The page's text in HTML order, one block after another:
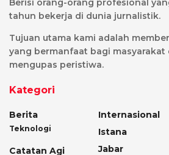
tahun bekerja di dunia jurnalistik.
Tujuan utama kami adalah
yang bermanfaat bagi masyarakat
mengupas peristiwa.
Kategori
Berita
Teknologi
Catatan Agi
Internasional
Istana
Jabar